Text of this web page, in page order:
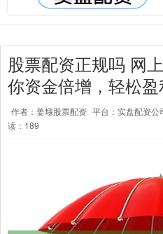
股票配资正规吗 网
你资金倍增，轻松盈
作者：姜堰股票配资 平台：实盘配资公
读：189